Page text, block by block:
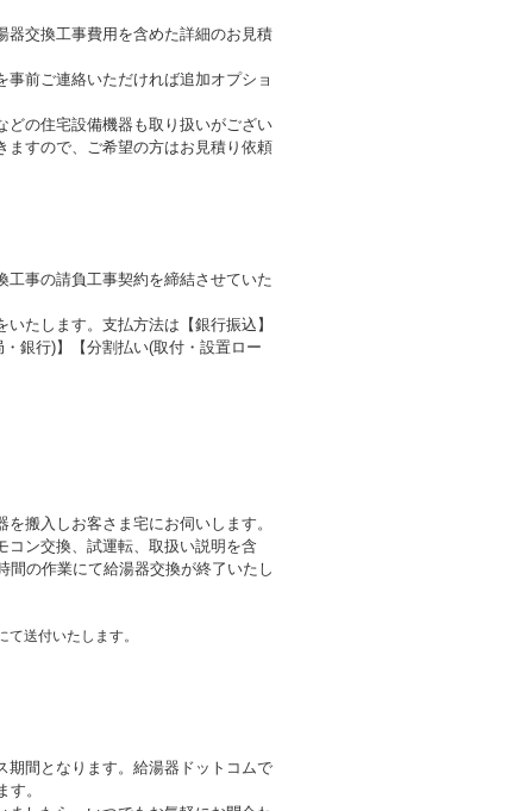
器交換工事費用を含めた詳細のお見積
前ご連絡いただければ追加オプショ
どの住宅設備機器も取り扱いがござい
ますので、ご希望の方はお見積り依頼
工事の請負工事契約を締結させていた
たします。支払方法は【銀行振込】
銀行)】【分割払い(取付・設置ロー
搬入しお客さま宅にお伺いします。
コン交換、試運転、取扱い説明を含
間の作業にて給湯器交換が終了いたし
送付いたします。
期間となります。給湯器ドットコムで
。